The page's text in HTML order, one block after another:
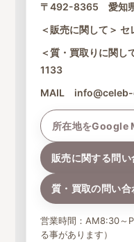
〒492-8365 愛知
＜販売に関して＞
＜質・買取りに関
1133
MAIL
所在地をGoogle
販売に関する問い
質・買取の問い合
営業時間：AM8:30～
る事があります）